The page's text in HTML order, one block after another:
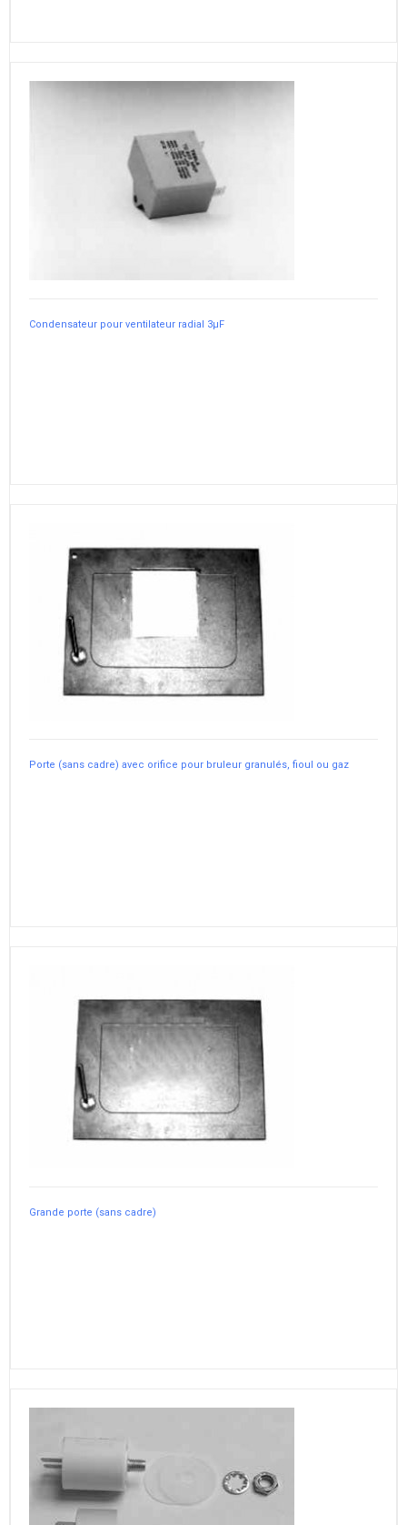
Condensateur pour ventilateur radial 3µF
Porte (sans cadre) avec orifice pour bruleur granulés, fioul ou gaz
Grande porte (sans cadre)